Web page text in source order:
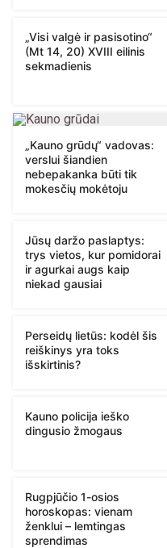
„Visi valgė ir pasisotino“
(Mt 14, 20) XVIII eilinis
sekmadienis
„Kauno grūdų“ vadovas:
verslui šiandien
nebepakanka būti tik
mokesčių mokėtoju
Jūsų daržo paslaptys:
trys vietos, kur pomidorai
ir agurkai augs kaip
niekad gausiai
Perseidų lietūs: kodėl šis
reiškinys yra toks
išskirtinis?
Kauno policija ieško
dingusio žmogaus
Rugpjūčio 1-osios
horoskopas: vienam
ženklui – lemtingas
sprendimas